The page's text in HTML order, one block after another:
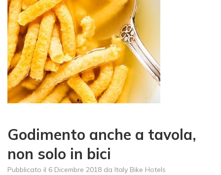
Godimento anche a tavola,
non solo in bici
Pubblicato il 6 Dicembre 2018 da Italy Bike Hotels